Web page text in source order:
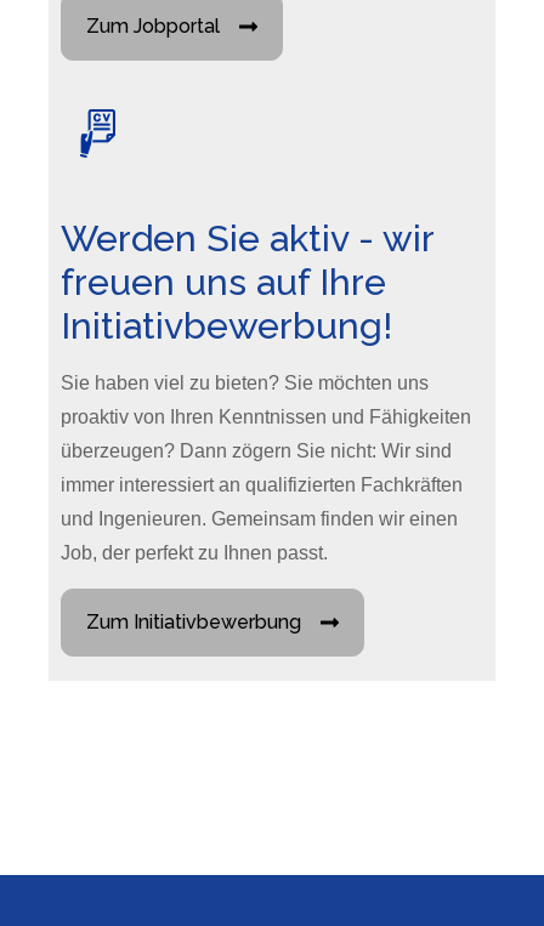
Zum Jobportal
Werden Sie aktiv - wir
freuen uns auf Ihre
Initiativbewerbung!
Sie haben viel zu bieten? Sie möchten uns
proaktiv von Ihren Kenntnissen und Fähigkeiten
überzeugen? Dann zögern Sie nicht: Wir sind
immer interessiert an qualifizierten Fachkräften
und Ingenieuren. Gemeinsam finden wir einen
Job, der perfekt zu Ihnen passt.
Zum Initiativbewerbung